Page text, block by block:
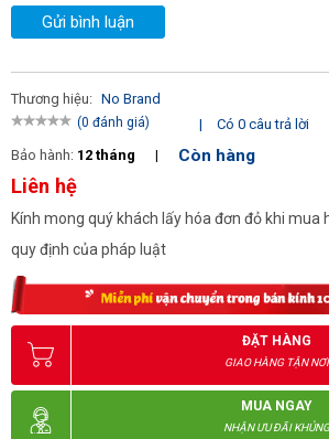
Barie SJSPD002B sở hữu nhiều ưu điểm
Thiết kế nhỏ gọn
Cổng barie SJSPD002B gây ấn tượng
gọn, ấn tượng. Hãng sử dụng hợp kim
toàn bộ bộ phận máy. Qua đó tối giản
thời nâng cao hiệu năng vận hành máy.
Gửi bình luận
Thương hiệu: No Brand
(0 đánh giá) |
Có 0 câu trả lời
Bảo hành: 12 tháng | Còn hàng
Liên hệ
Kính mong quý khách lấy hóa đơn đỏ khi mua
quy định của pháp luật
ĐẶT HÀNG
GIAO HÀNG TẬN NƠI
MUA NGAY
NHẬN ƯU ĐÃI KHỦNG